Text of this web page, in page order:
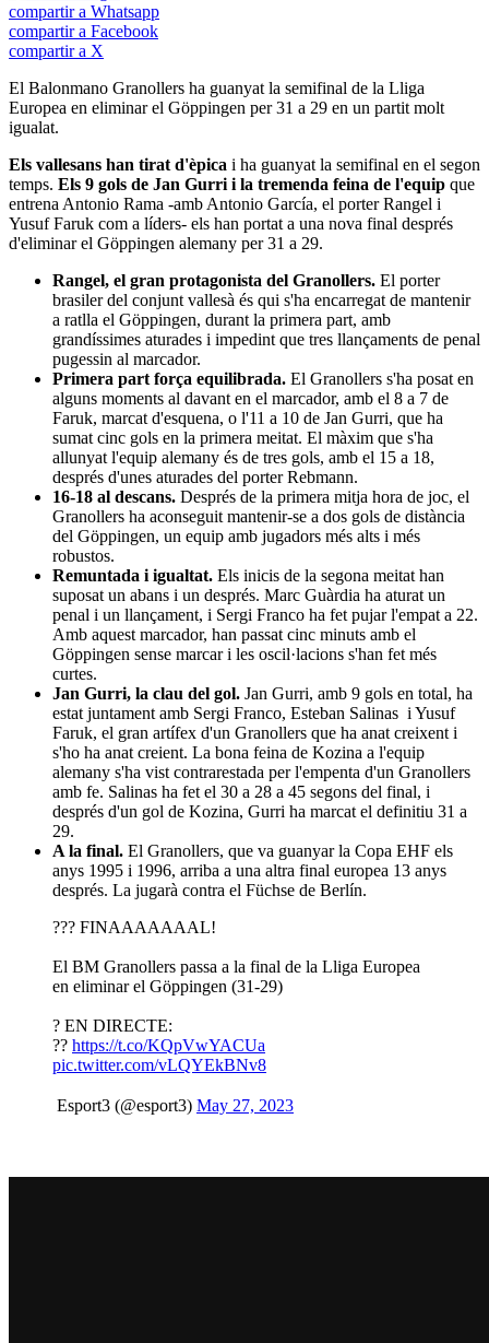
compartir a Whatsapp
compartir a Facebook
compartir a X
El Balonmano Granollers ha guanyat la semifinal de la Lliga
Europea en eliminar el Göppingen per 31 a 29 en un partit molt
igualat.
Els vallesans han tirat d'èpica i ha guanyat la semifinal en el segon
temps. Els 9 gols de Jan Gurri i la tremenda feina de l'equip que
entrena Antonio Rama -amb Antonio García, el porter Rangel i
Yusuf Faruk com a líders- els han portat a una nova final després
d'eliminar el Göppingen alemany per 31 a 29.
Rangel, el gran protagonista del Granollers. El porter
brasiler del conjunt vallesà és qui s'ha encarregat de mantenir
a ratlla el Göppingen, durant la primera part, amb
grandíssimes aturades i impedint que tres llançaments de penal
pugessin al marcador.
Primera part força equilibrada. El Granollers s'ha posat en
alguns moments al davant en el marcador, amb el 8 a 7 de
Faruk, marcat d'esquena, o l'11 a 10 de Jan Gurri, que ha
sumat cinc gols en la primera meitat. El màxim que s'ha
allunyat l'equip alemany és de tres gols, amb el 15 a 18,
després d'unes aturades del porter Rebmann.
16-18 al descans. Després de la primera mitja hora de joc, el
Granollers ha aconseguit mantenir-se a dos gols de distància
del Göppingen, un equip amb jugadors més alts i més
robustos.
Remuntada i igualtat. Els inicis de la segona meitat han
suposat un abans i un després. Marc Guàrdia ha aturat un
penal i un llançament, i Sergi Franco ha fet pujar l'empat a 22.
Amb aquest marcador, han passat cinc minuts amb el
Göppingen sense marcar i les oscil·lacions s'han fet més
curtes.
Jan Gurri, la clau del gol. Jan Gurri, amb 9 gols en total, ha
estat juntament amb Sergi Franco, Esteban Salinas i Yusuf
Faruk, el gran artífex d'un Granollers que ha anat creixent i
s'ho ha anat creient. La bona feina de Kozina a l'equip
alemany s'ha vist contrarestada per l'empenta d'un Granollers
amb fe. Salinas ha fet el 30 a 28 a 45 segons del final, i
després d'un gol de Kozina, Gurri ha marcat el definitiu 31 a
29.
A la final. El Granollers, que va guanyar la Copa EHF els
anys 1995 i 1996, arriba a una altra final europea 13 anys
després. La jugarà contra el Füchse de Berlín.
?‍?? FINAAAAAAAL!
El BM Granollers passa a la final de la Lliga Europea
en eliminar el Göppingen (31-29)
? EN DIRECTE:
?? https://t.co/KQpVwYACUa
pic.twitter.com/vLQYEkBNv8
 Esport3 (@esport3) May 27, 2023